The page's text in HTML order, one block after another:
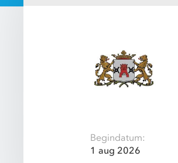
Begindatum:
1 aug 2026